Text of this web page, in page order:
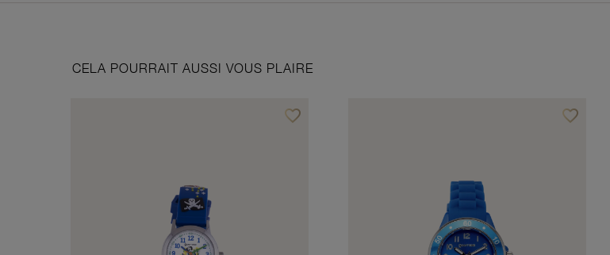
CELA POURRAIT AUSSI VOUS PLAIRE
favorite_borderAjouter à vos favoris favorite_borderAjouter à